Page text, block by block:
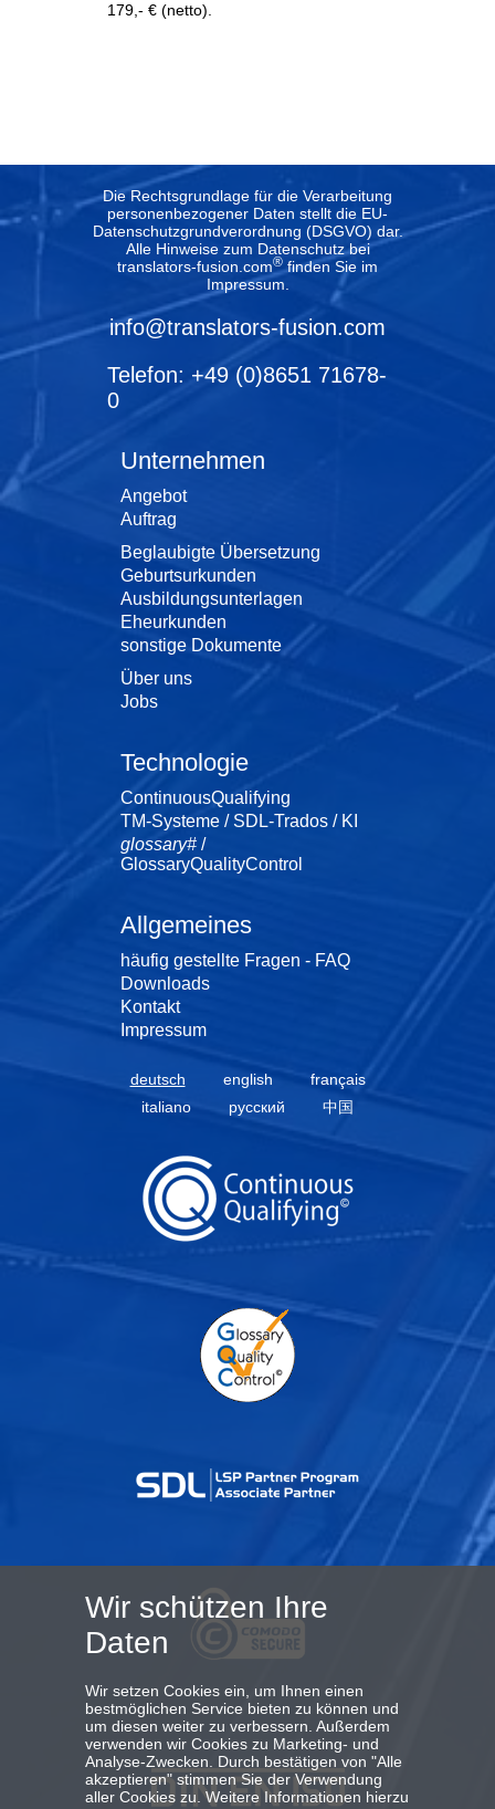
179,- € (netto).
Die Rechtsgrundlage für die Verarbeitung
personenbezogener Daten stellt die EU-
Datenschutzgrundverordnung (DSGVO) dar.
Alle Hinweise zum Datenschutz bei
translators-fusion.com®finden Sie im
Impressum.
info@translators-fusion.com
Telefon: +49 (0)8651 71678-
0
Unternehmen
Angebot
Auftrag
Beglaubigte Übersetzung
Geburtsurkunden
Ausbildungsunterlagen
Eheurkunden
sonstige Dokumente
Über uns
Jobs
Technologie
ContinuousQualifying
TM-Systeme / SDL-Trados / KI
glossary# /
GlossaryQualityControl
Allgemeines
häufig gestellte Fragen - FAQ
Downloads
Kontakt
Impressum
deutsch english
français
italiano
русский 中国
Wir schützen Ihre
Daten
Wir setzen Cookies ein, um Ihnen einen
bestmöglichen Service bieten zu können und
um diesen weiter zu verbessern. Außerdem
verwenden wir Cookies zu Marketing- und
Analyse-Zwecken. Durch bestätigen von "Alle
akzeptieren" stimmen Sie der Verwendung
aller Cookies zu. Weitere Informationen hierzu